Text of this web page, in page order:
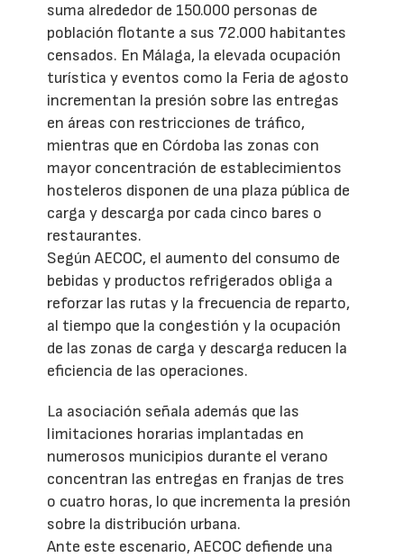
suma alrededor de 150.000 personas de
población flotante a sus 72.000 habitantes
censados. En Málaga, la elevada ocupación
turística y eventos como la Feria de agosto
incrementan la presión sobre las entregas
en áreas con restricciones de tráfico,
mientras que en Córdoba las zonas con
mayor concentración de establecimientos
hosteleros disponen de una plaza pública de
carga y descarga por cada cinco bares o
restaurantes.
Según AECOC, el aumento del consumo de
bebidas y productos refrigerados obliga a
reforzar las rutas y la frecuencia de reparto,
al tiempo que la congestión y la ocupación
de las zonas de carga y descarga reducen la
eficiencia de las operaciones.
La asociación señala además que las
limitaciones horarias implantadas en
numerosos municipios durante el verano
concentran las entregas en franjas de tres
o cuatro horas, lo que incrementa la presión
sobre la distribución urbana.
Ante este escenario, AECOC defiende una